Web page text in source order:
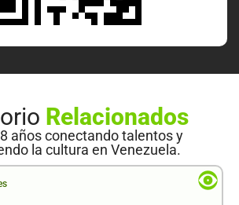
Relacionados
años conectando talentos y
la cultura en Venezuela.